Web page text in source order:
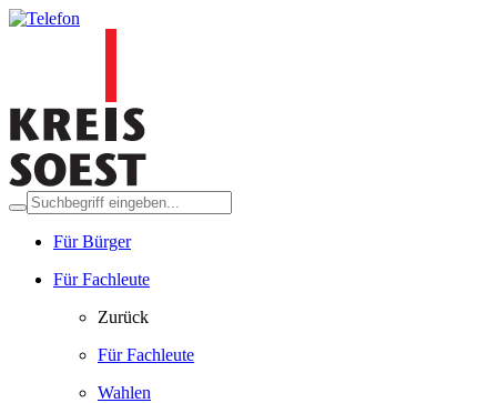
Für Bürger
Für Fachleute
Zurück
Für Fachleute
Wahlen